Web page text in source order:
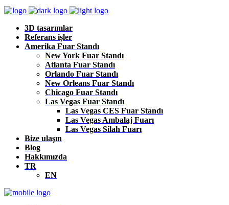
3D tasarımlar
Referans işler
Amerika Fuar Standı
New York Fuar Standı
Atlanta Fuar Standı
Orlando Fuar Standı
New Orleans Fuar Standı
Chicago Fuar Standı
Las Vegas Fuar Standı
Las Vegas CES Fuar Standı
Las Vegas Ambalaj Fuarı
Las Vegas Silah Fuarı
Bize ulaşın
Blog
Hakkımızda
TR
EN